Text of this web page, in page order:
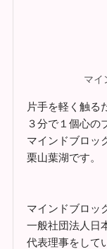
マイ
片手を軽く触る
３分で１個心の
マインドブロッ
栗山葉湖です。
マインドブロッ
一般社団法人日
代表理事をして